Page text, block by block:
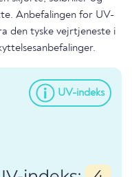
Anbefalingen for UV-
den tyske vejrtjeneste i
UV-indeks